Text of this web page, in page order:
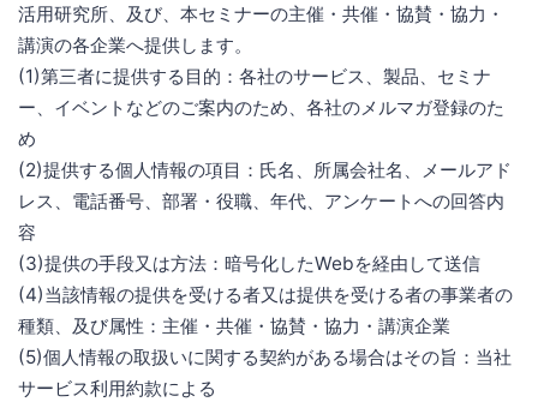
活用研究所、及び、本セミナーの主催・共催・協賛・協力・
講演の各企業へ提供します。
(1)第三者に提供する目的：各社のサービス、製品、セミナ
ー、イベントなどのご案内のため、各社のメルマガ登録のた
め
(2)提供する個人情報の項目：氏名、所属会社名、メールアド
レス、電話番号、部署・役職、年代、アンケートへの回答内
容
(3)提供の手段又は方法：暗号化したWebを経由して送信
(4)当該情報の提供を受ける者又は提供を受ける者の事業者の
種類、及び属性：主催・共催・協賛・協力・講演企業
(5)個人情報の取扱いに関する契約がある場合はその旨：当社
サービス利用約款による